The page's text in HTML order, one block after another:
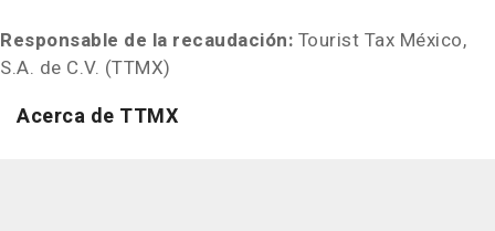
Responsable de la recaudación: Tourist Tax México,
S.A. de C.V. (TTMX)
Acerca de TTMX